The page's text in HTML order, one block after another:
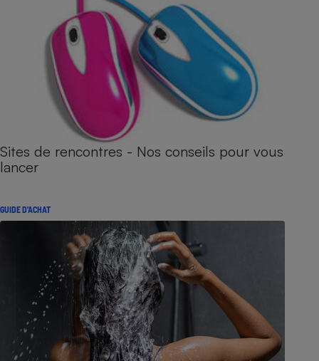
Sites de rencontres - Nos conseils pour vous
lancer
GUIDE D'ACHAT